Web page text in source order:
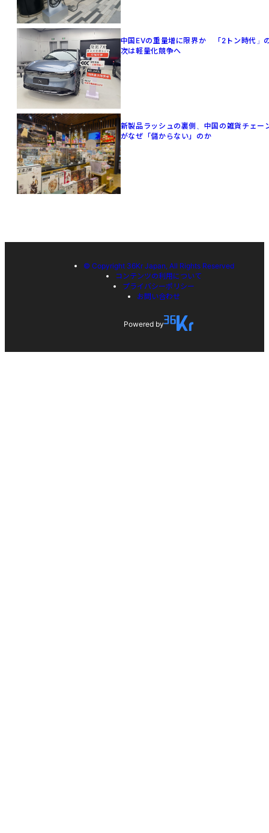
中国EVの重量増に限界か 「2トン時代」
次は軽量化競争へ
新製品ラッシュの裏側、中国の雑貨チェー
がなぜ「儲からない」のか
© Copyright 36Kr Japan, All Rights Reserved
コンテンツの利用について
プライバシーポリシー
お問い合わせ
Powered by